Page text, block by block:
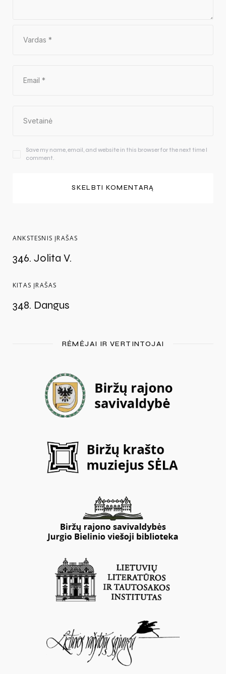
Save my name, email, and website in this browser for the next time I
comment.
ANKSTESNIS ĮRAŠAS
346. Jolita V.
KITAS ĮRAŠAS
348. Dangus
RĖMĖJAI IR VERTINTOJAI